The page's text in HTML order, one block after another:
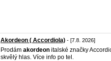
Akordeon ( Accordiola) - [7.8. 2026]
Prodám akordeon italské značky
skvělý hlas. Více info po tel.